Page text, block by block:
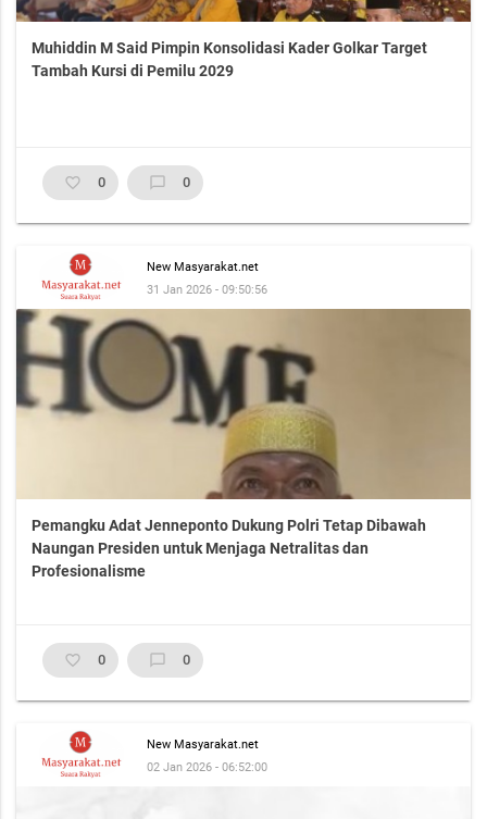
Muhiddin M Said Pimpin Konsolidasi Kader Golkar Target
Tambah Kursi di Pemilu 2029
favorite_border 0 chat_bubble_outline 0
New Masyarakat.net
31 Jan 2026 - 09:50:56
Pemangku Adat Jenneponto Dukung Polri Tetap Dibawah
Naungan Presiden untuk Menjaga Netralitas dan
Profesionalisme
favorite_border 0 chat_bubble_outline 0
New Masyarakat.net
02 Jan 2026 - 06:52:00